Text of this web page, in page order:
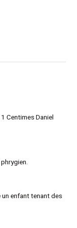
Centimes Daniel
un enfant tenant des